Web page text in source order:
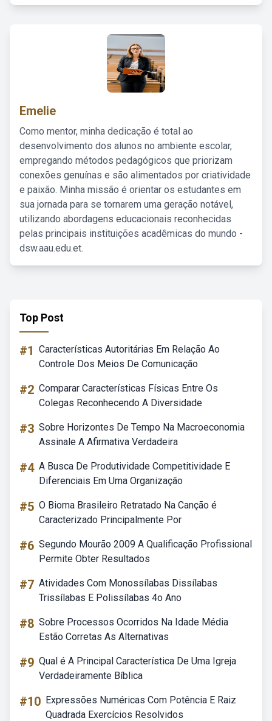
Emelie
Como mentor, minha dedicação é total ao
desenvolvimento dos alunos no ambiente escolar,
empregando métodos pedagógicos que priorizam
conexões genuínas e são alimentados por criatividade
e paixão. Minha missão é orientar os estudantes em
sua jornada para se tornarem uma geração notável,
utilizando abordagens educacionais reconhecidas
pelas principais instituições acadêmicas do mundo -
dsw.aau.edu.et.
Top Post
#1 Características Autoritárias Em Relação Ao
Controle Dos Meios De Comunicação
#2 Comparar Características Físicas Entre Os
Colegas Reconhecendo A Diversidade
#3 Sobre Horizontes De Tempo Na Macroeconomia
Assinale A Afirmativa Verdadeira
#4 A Busca De Produtividade Competitividade E
Diferenciais Em Uma Organização
#5 O Bioma Brasileiro Retratado Na Canção é
Caracterizado Principalmente Por
#6 Segundo Mourão 2009 A Qualificação Profissional
Permite Obter Resultados
#7 Atividades Com Monossílabas Dissílabas
Trissílabas E Polissílabas 4o Ano
#8 Sobre Processos Ocorridos Na Idade Média
Estão Corretas As Alternativas
#9 Qual é A Principal Característica De Uma Igreja
Verdadeiramente Bíblica
#10 Expressões Numéricas Com Potência E Raiz
Quadrada Exercícios Resolvidos